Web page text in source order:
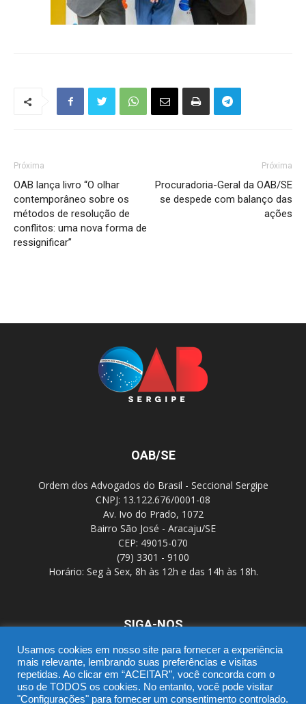
Próxima
OAB lança livro “O olhar
contemporâneo sobre os
métodos de resolução de
conflitos: uma nova forma de
ressignificar”
Próxima
Procuradoria-Geral da OAB/SE
se despede com balanço das
ações
OAB/SE
Ordem dos Advogados do Brasil - Seccional Sergipe
CNPJ: 13.122.676/0001-08
Av. Ivo do Prado, 1072
Bairro São José - Aracaju/SE
CEP: 49015-070
(79) 3301 - 9100
Horário: Seg à Sex, 8h às 12h e das 14h às 18h.
SIGA-NOS
Usamos cookies em nosso site para fornecer a experiência
mais relevante, lembrando suas preferências e visitas
repetidas. Ao clicar em “ACEITAR”, você concorda com o
uso de TODOS os cookies. No entanto, você pode visitar
"Configurações" para fornecer um consentimento controlado.